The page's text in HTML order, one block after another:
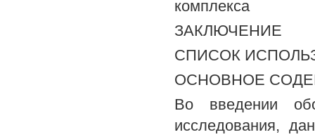
комплекса
ЗАКЛЮЧЕНИЕ
СПИСОК
ОСНОВНОЕ
Во введении
исследования,